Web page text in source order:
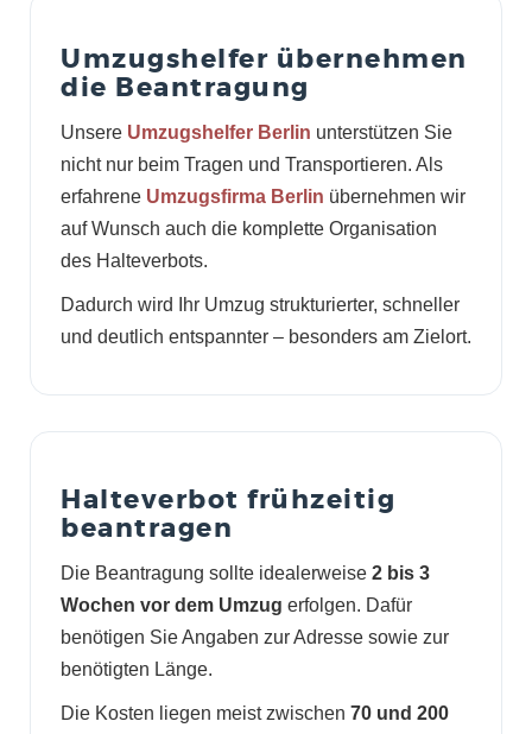
Umzugshelfer übernehmen
die Beantragung
Unsere Umzugshelfer Berlin unterstützen Sie
nicht nur beim Tragen und Transportieren. Als
erfahrene Umzugsfirma Berlin übernehmen wir
auf Wunsch auch die komplette Organisation
des Halteverbots.
Dadurch wird Ihr Umzug strukturierter, schneller
und deutlich entspannter – besonders am Zielort.
Halteverbot frühzeitig
beantragen
Die Beantragung sollte idealerweise 2 bis 3
Wochen vor dem Umzug erfolgen. Dafür
benötigen Sie Angaben zur Adresse sowie zur
benötigten Länge.
Die Kosten liegen meist zwischen 70 und 200